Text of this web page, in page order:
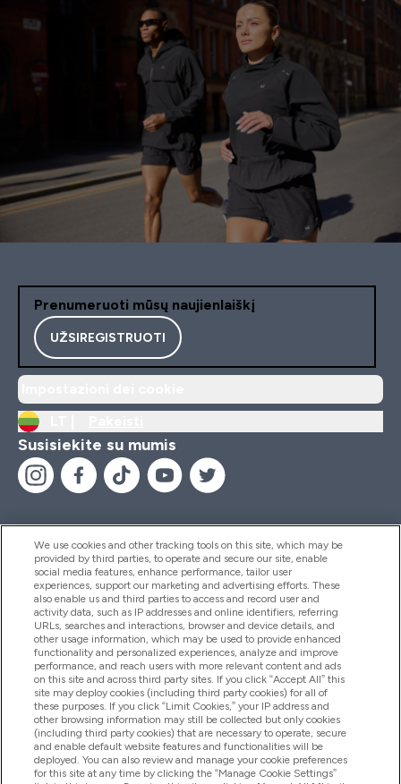
Prenumeruoti mūsų naujienlaiškį
UŽSIREGISTRUOTI
Susisiekite su mumis
Pagalba Ir Informacija
Produktai
Informacija Apie Kompaniją
Lojalumas Ir Atlygis
We use cookies and other tracking tools on this site, which may be
provided by third parties, to operate and secure our site, enable
social media features, enhance performance, tailor user
experiences, support our marketing and advertising efforts. These
also enable us and third parties to access and record user and
activity data, such as IP addresses and online identifiers, referring
URLs, searches and interactions, browser and device details, and
other usage information, which may be used to provide enhanced
functionality and personalized experiences, analyze and improve
performance, and reach users with more relevant content and ads
on this site and across third party sites. If you click “Accept All” this
site may deploy cookies (including third party cookies) for all of
these purposes. If you click “Limit Cookies,” your IP address and
other browsing information may still be collected but only cookies
(including third party cookies) that are necessary to operate, secure
and enable default website features and functionalities will be
deployed. You can also review and manage your cookie preferences
for this site at any time by clicking the “Manage Cookie Settings”